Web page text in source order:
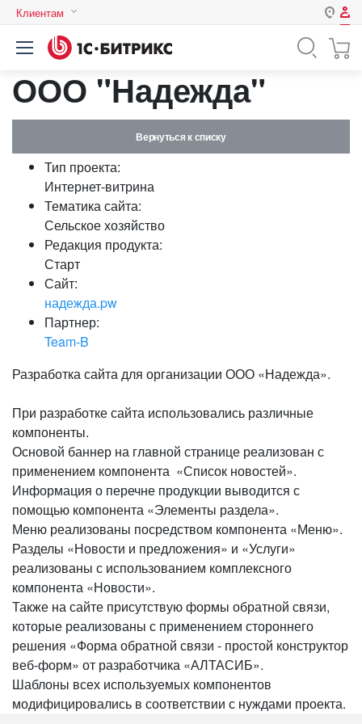
Клиентам
Казахстан
Авторизация
Нет аккаунта? Зарегистрироваться
Логин
Пароль
Запомнить меня на этом
ООО "Надежда"
Вернуться к списку
Тип проекта:
Интернет-витрина
Тематика сайта:
Сельское хозяйство
Редакция продукта:
Старт
Сайт:
надежда.pw
Партнер:
Team-B
Разработка сайта для организации ООО «Надежда».
При разработке сайта использовались различные
компоненты.
Основой баннер на главной странице реализован с
применением компонента «Список новостей».
Информация о перечне продукции выводится с
помощью компонента «Элементы раздела».
Меню реализованы посредством компонента «Меню».
Разделы «Новости и предложения» и «Услуги»
реализованы с использованием комплексного
компонента «Новости».
Также на сайте присутствую формы обратной связи,
которые реализованы с применением стороннего
решения «Форма обратной связи - простой конструктор
веб-форм» от разработчика «АЛТАСИБ».
Шаблоны всех используемых компонентов
модифицировались в соответствии с нуждами проекта.